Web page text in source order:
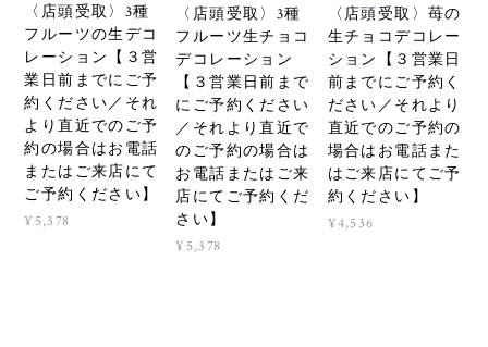
〈店頭受取〉3種
フルーツの生デコ
レーション【３営
業日前までにご予
約ください／それ
より直近でのご予
約の場合はお電話
またはご来店にて
ご予約ください】
¥5,378
〈店頭受取〉3種
フルーツ生チョコ
デコレーション
【３営業日前まで
にご予約ください
／それより直近で
のご予約の場合は
お電話またはご来
店にてご予約くだ
さい】
¥5,378
〈店頭受取〉苺の
生チョコデコレー
ション【３営業日
前までにご予約く
ださい／それより
直近でのご予約の
場合はお電話また
はご来店にてご予
約ください】
¥4,536